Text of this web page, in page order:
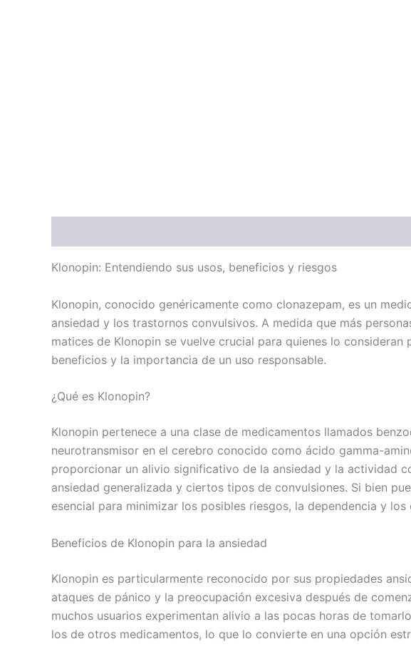
Klonopin: Entendiendo sus usos, beneficios y riesgos
Klonopin, conocido genéricamente como clonazepam, es un
ansiedad y los trastornos convulsivos. A medida que más
matices de Klonopin se vuelve crucial para quienes lo
beneficios y la importancia de un uso responsable.
¿Qué es Klonopin?
Klonopin pertenece a una clase de medicamentos llamados
neurotransmisor en el cerebro conocido como ácido gamma-
proporcionar un alivio significativo de la ansiedad y la actividad
ansiedad generalizada y ciertos tipos de convulsiones. Si bien
esencial para minimizar los posibles riesgos, la dependencia y
Beneficios de Klonopin para la ansiedad
Klonopin es particularmente reconocido por sus propiedades
ataques de pánico y la preocupación excesiva después de
muchos usuarios experimentan alivio a las pocas horas de
los de otros medicamentos, lo que lo convierte en una opción